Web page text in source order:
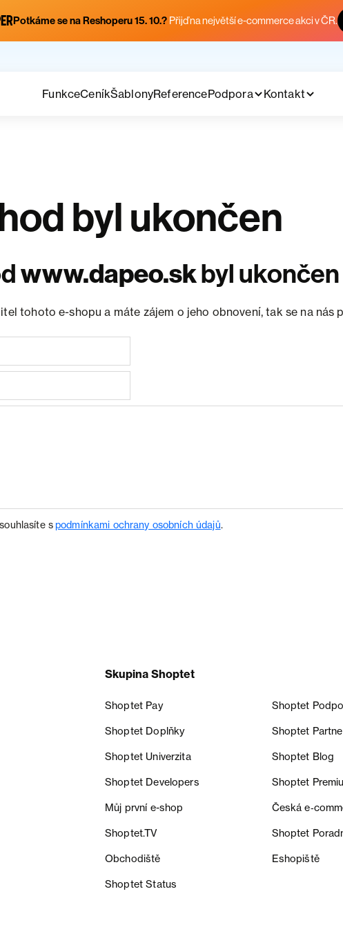
Potkáme se na Reshoperu 15. 10.? Přijď na největší e-commerce akci v ČR.
FunkceCeníkŠablonyReferencePodpora Kontakt
byl ukončen
www.dapeo.skbyl ukončen
tohoto e-shopu a máte zájem o jeho obnovení, tak se na nás
spodmínkami ochrany osobních údajů.
Skupina Shoptet
Shoptet Pay Shoptet
Shoptet Doplňky Shoptet
Shoptet Univerzita Shoptet Blog
Shoptet Developers Shoptet
Můj první e-shop Česká
Shoptet.TV Shoptet
Obchodiště Eshopiště
Shoptet Status